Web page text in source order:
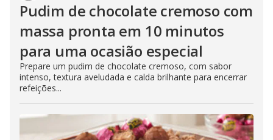
Pudim de chocolate cremoso com
massa pronta em 10 minutos
para uma ocasião especial
Prepare um pudim de chocolate cremoso, com sabor
intenso, textura aveludada e calda brilhante para encerrar
refeições...